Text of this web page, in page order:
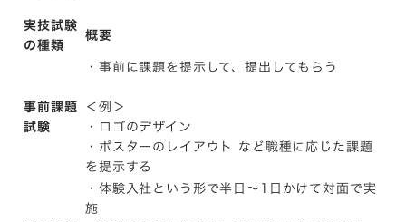
実技試験
の種類
概要
事前課題
試験
・事前に課題を提示して、提出してもらう
＜例＞
・ロゴのデザイン
・ポスターのレイアウト など職種に応じた課題
を提示する
・体験入社という形で半日～1日かけて対面で実
施